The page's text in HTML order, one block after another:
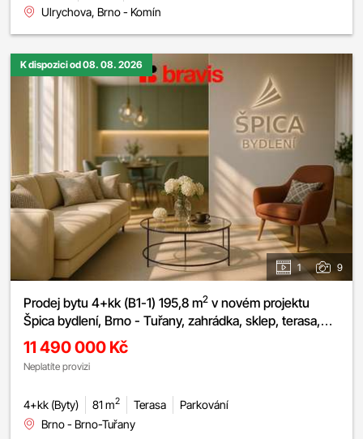
Ulrychova, Brno - Komín
K dispozici od 08. 08. 2026
1 9
Prodej bytu 4+kk (B1-1) 195,8 m2 v novém projektu
Špica bydlení, Brno - Tuřany, zahrádka, sklep, terasa,
parkování.
11 490 000 Kč
Neplatíte provizi
4+kk (Byty) 81 m2 Terasa
Parkování
Brno - Brno-Tuřany